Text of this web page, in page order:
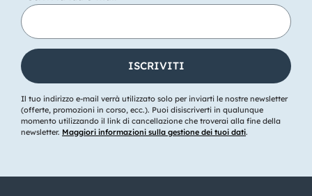
Il tuo indirizzo e-mail verrà utilizzato solo per inviarti le nostre newsletter
(offerte, promozioni in corso, ecc.). Puoi disiscriverti in qualunque
momento utilizzando il link di cancellazione che troverai alla fine della
newsletter. Maggiori informazioni sulla gestione dei tuoi dati.